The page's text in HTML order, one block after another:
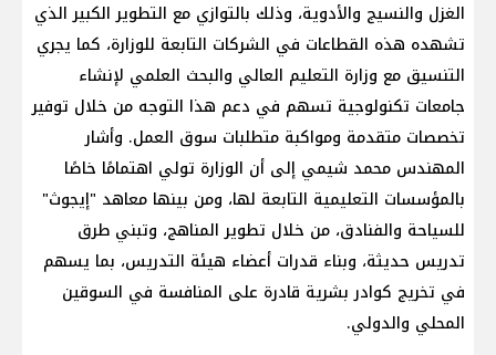
الغزل والنسيج والأدوية، وذلك بالتوازي مع التطوير الكبير الذي
تشهده هذه القطاعات في الشركات التابعة للوزارة، كما يجري
التنسيق مع وزارة التعليم العالي والبحث العلمي لإنشاء
جامعات تكنولوجية تسهم في دعم هذا التوجه من خلال توفير
تخصصات متقدمة ومواكبة متطلبات سوق العمل. وأشار
المهندس محمد شيمي إلى أن الوزارة تولي اهتمامًا خاصًا
بالمؤسسات التعليمية التابعة لها، ومن بينها معاهد "إيجوث"
للسياحة والفنادق، من خلال تطوير المناهج، وتبني طرق
تدريس حديثة، وبناء قدرات أعضاء هيئة التدريس، بما يسهم
في تخريج كوادر بشرية قادرة على المنافسة في السوقين
المحلي والدولي.